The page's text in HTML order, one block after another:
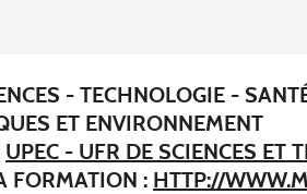
- TECHNOLOGIE -
ET ENVIRONNEMENT
UPEC - UFR DE SCIENCES ET
FORMATION : HTTP://